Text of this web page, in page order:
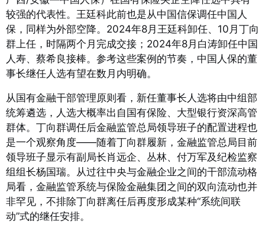
较强的代表性。王廷科此前也是从中国信保调任中国人
保，同样为外部空降。2024年8月王廷科卸任、10月丁向
群上任，时隔两个月完成交接 ；2024年8月白涛卸任中国
人寿、蔡希良接棒。参考这些案例的节奏，中国人保的董
事长继任人选有望在数月内明确。
从国有金融干部管理原则看，新任董事长人选将由中组部
统筹遴选，人选大概率出自国有保险、大型银行资深高管
群体。丁向群调任后金融监管总局领导班子的配置进程也
是一个观察角度——随着丁向群履新，金融监管总局目前
领导班子显示有副局长肖远企、丛林、付万军及纪检监察
组组长杨国瑞。从过往中央与金融企业之间的干部流动格
局看，金融监管系统与保险金融集团之间的双向流动也并
非罕见，不排除丁向群离任后再度形成某种“系统间联
动”式的继任安排。